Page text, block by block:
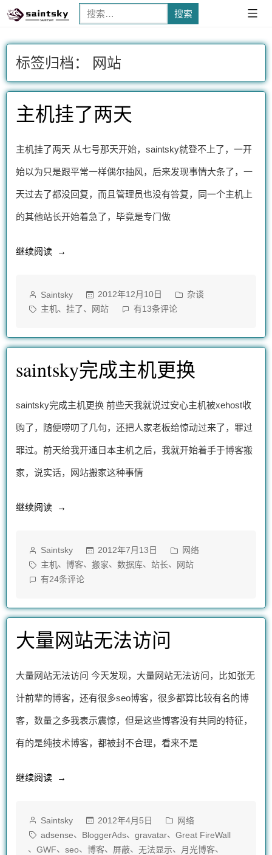
搜
索：
已
展
标签归档： 网站
主机挂了两天
主机挂了两天 从七号那天开始，saintsky就登不上了，一开
始以为只是跟平常一样偶尔抽风，后来发现事情大条了，一
天过去了都没回复，而且管理员也没有答复，同一个主机上
的其他站长开始着急了，毕竟是专门做
继续阅读“主
挂
两
天”
作
者：
Saintsky 2012年12月10日
发
杂谈
标
主机、 挂了、 网站
主
挂
了
两
天
有13条评论
saintsky完成主机更换
saintsky完成主机更换 前些天我就说过安心主机被xehost收
购了，随便唠叨了几句，还把人家老板给惊动过来了，罪过
罪过。前天给我开通日本主机之后，我就开始着手于博客搬
家，说实话，网站搬家这种事情
继续阅读“saintsky
成
主
更
换”
作
者：
Saintsky 2012年7月13日
发
布
网络
标
签：
主机、 博客、 搬家、 数据库、 站长、
网站
saintsky
成
主
机
更
有24条评论
大量网站无法访问
大量网站无法访问 今天发现，大量网站无法访问，比如张无
计前辈的博客，还有很多seo博客，很多都算比较有名的博
客，数量之多我表示震惊，但是这些博客没有共同的特征，
有的是纯技术博客，都被封不合理，看来不是
继续阅读“大
网
站
作
者：
Saintsky 2012年4月5日
发
布
于
网络
标
签：
adsense、 BloggerAds、 gravatar、 Great FireWall
、 GWF、 seo、 博客、 屏蔽、 无法显示、 月光博客、